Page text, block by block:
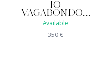
IO
VAGABONDO.....
Available
350€